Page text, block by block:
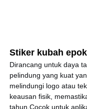
Stiker kubah
Dirancang untuk daya
pelindung yang kuat
melindungi logo atau
keausan fisik,
tahun.Cocok untuk